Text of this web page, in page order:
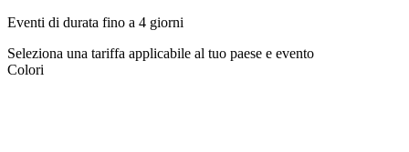
Eventi di durata fino a 4 giorni
Seleziona una tariffa applicabile al tuo paese e evento
Colori